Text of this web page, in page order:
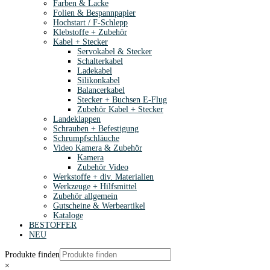
Farben & Lacke
Folien & Bespannpapier
Hochstart / F-Schlepp
Klebstoffe + Zubehör
Kabel + Stecker
Servokabel & Stecker
Schalterkabel
Ladekabel
Silikonkabel
Balancerkabel
Stecker + Buchsen E-Flug
Zubehör Kabel + Stecker
Landeklappen
Schrauben + Befestigung
Schrumpfschläuche
Video Kamera & Zubehör
Kamera
Zubehör Video
Werkstoffe + div. Materialien
Werkzeuge + Hilfsmittel
Zubehör allgemein
Gutscheine & Werbeartikel
Kataloge
BESTOFFER
NEU
Produkte finden
×